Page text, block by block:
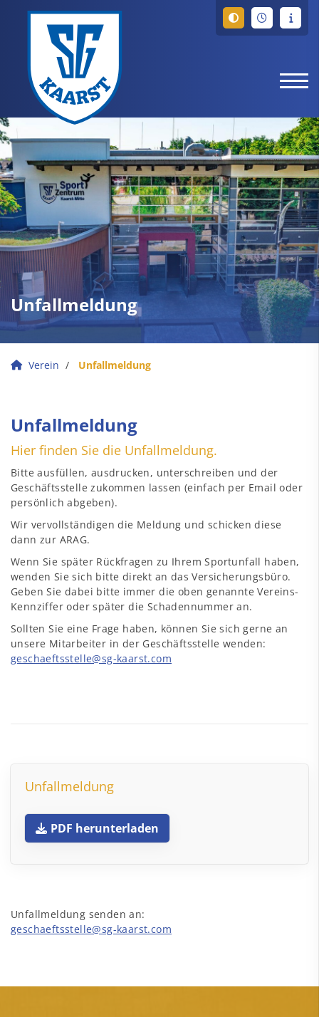
Unfallmeldung
Verein Unfallmeldung
Unfallmeldung
Hier finden Sie die Unfallmeldung.
Bitte ausfüllen, ausdrucken, unterschreiben und der
Geschäftsstelle zukommen lassen (einfach per Email oder
persönlich abgeben).
Wir vervollständigen die Meldung und schicken diese
dann zur ARAG.
Wenn Sie später Rückfragen zu Ihrem Sportunfall haben,
wenden Sie sich bitte direkt an das Versicherungsbüro.
Geben Sie dabei bitte immer die oben genannte Vereins-
Kennziffer oder später die Schadennummer an.
Sollten Sie eine Frage haben, können Sie sich gerne an
unsere Mitarbeiter in der Geschäftsstelle wenden:
geschaeftsstelle@sg-kaarst.com
Unfallmeldung
PDF herunterladen
Unfallmeldung senden an:
geschaeftsstelle@sg-kaarst.com